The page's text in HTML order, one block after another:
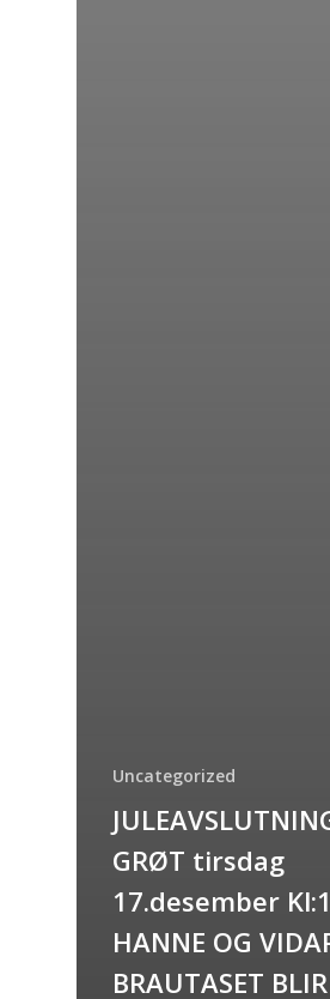
Uncategorized
GRØT tirsdag
17.desember
HANNE OG
BRAUTASET